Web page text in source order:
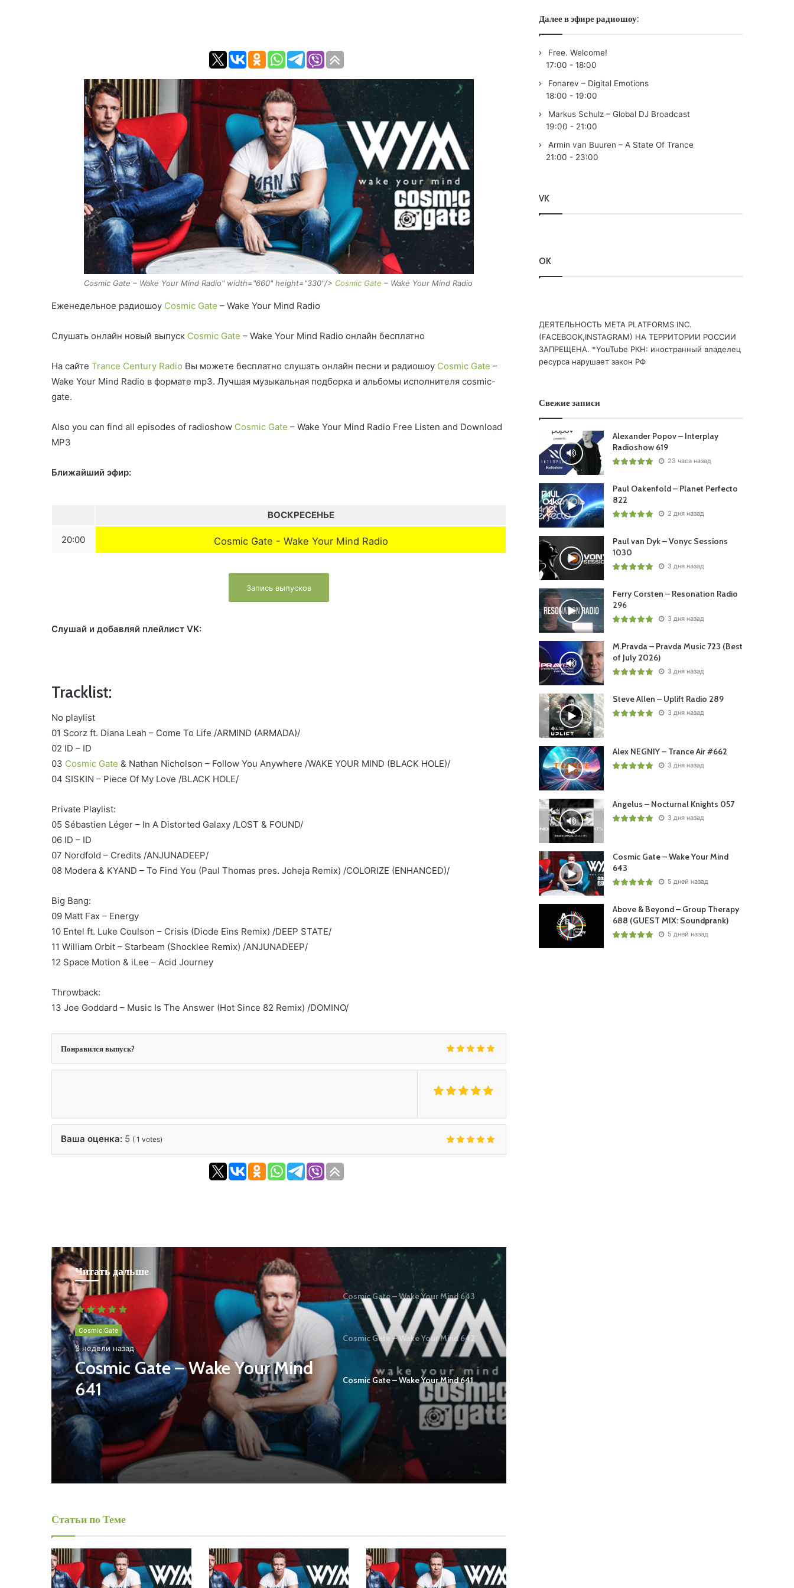
Cosmic Gate – Wake Your Mind Radio" width="660" height="330"/> Cosmic Gate – Wake Your Mind Radio
Еженедельное радиошоу Cosmic Gate – Wake Your Mind Radio
Слушать онлайн новый выпуск Cosmic Gate – Wake Your Mind Radio онлайн бесплатно
На сайте Trance Century Radio Вы можете бесплатно слушать онлайн песни и радиошоу Cosmic Gate –
Wake Your Mind Radio в формате mp3. Лучшая музыкальная подборка и альбомы исполнителя cosmic-
gate.
Also you can find all episodes of radioshow Cosmic Gate – Wake Your Mind Radio Free Listen and Download
MP3
Ближайший эфир:
ВОСКРЕСЕНЬЕ
20:00 Cosmic Gate - Wake Your Mind Radio
Запись выпусков
Слушай и добавляй плейлист VK:
Tracklist:
No playlist
01 Scorz ft. Diana Leah – Come To Life /ARMIND (ARMADA)/
02 ID – ID
03 Cosmic Gate & Nathan Nicholson – Follow You Anywhere /WAKE YOUR MIND (BLACK HOLE)/
04 SISKIN – Piece Of My Love /BLACK HOLE/
Private Playlist:
05 Sébastien Léger – In A Distorted Galaxy /LOST & FOUND/
06 ID – ID
07 Nordfold – Credits /ANJUNADEEP/
08 Modera & KYAND – To Find You (Paul Thomas pres. Joheja Remix) /COLORIZE (ENHANCED)/
Big Bang:
09 Matt Fax – Energy
10 Entel ft. Luke Coulson – Crisis (Diode Eins Remix) /DEEP STATE/
11 William Orbit – Starbeam (Shocklee Remix) /ANJUNADEEP/
12 Space Motion & iLee – Acid Journey
Throwback:
13 Joe Goddard – Music Is The Answer (Hot Since 82 Remix) /DOMINO/
Понравился выпуск?
Ваша оценка: 5 ( 1 votes)
Читать дальше
Cosmic Gate
3 недели назад
Cosmic Gate – Wake Your Mind
641
Cosmic Gate – Wake Your Mind 643
Cosmic Gate – Wake Your Mind 642
Cosmic Gate – Wake Your Mind 641
Статьи по Теме
Далее в эфире радиошоу:
Free. Welcome!
17:00 -18:00
Fonarev – Digital Emotions
18:00 -19:00
Markus Schulz – Global DJ Broadcast
19:00 - 21:00
Armin van Buuren – A State Of Trance
21:00 - 23:00
VK
OK
ДЕЯТЕЛЬНОСТЬ МЕТА PLATFORMS INC.
(FACEBOOK,INSTAGRAM) НА ТЕРРИТОРИИ РОССИИ
ЗАПРЕЩЕНА. *YouTube РКН: иностранный владелец
ресурса нарушает закон РФ
Свежие записи
Alexander Popov – Interplay
Radioshow 619
23 часа назад
Paul Oakenfold – Planet Perfecto
822
2 дня назад
Paul van Dyk – Vonyc Sessions
1030
3 дня назад
Ferry Corsten – Resonation Radio
296
3 дня назад
M.Pravda – Pravda Music 723 (Best
of July 2026)
3 дня назад
Steve Allen – Uplift Radio 289
3 дня назад
Alex NEGNIY – Trance Air #662
3 дня назад
Angelus – Nocturnal Knights 057
3 дня назад
Cosmic Gate – Wake Your Mind
643
5 дней назад
Above & Beyond – Group Therapy
688 (GUEST MIX: Soundprank)
5 дней назад